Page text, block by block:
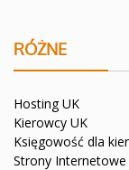
RÓŻNE
Hosting UK
Kierowcy UK
Księgowość dla
Strony Internetowe